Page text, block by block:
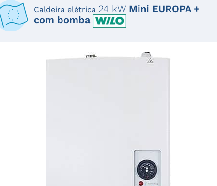
Caldeira elétrica 24 kW Mini EUROPA +
com bomba